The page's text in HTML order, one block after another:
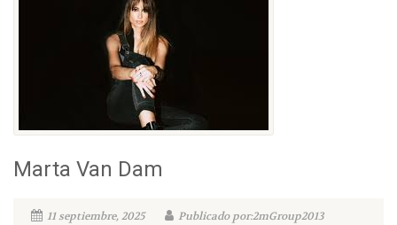
Marta Van Dam
11 septiembre, 2025
Publicado por:2mGroup2013